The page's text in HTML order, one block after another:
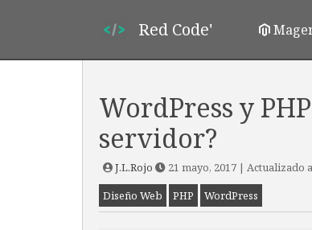
Red Code'
WordPress y
servidor?
J.L.Rojo 21 mayo, 2017 | Actualizado
Diseño Web
PHP WordPress